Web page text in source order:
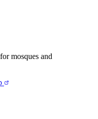
mosques and